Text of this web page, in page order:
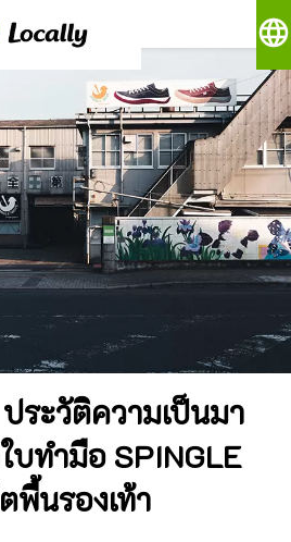
language
ระวัติความเป็นมา
บทำมือ SPINGLE
พื้นรองเท้า